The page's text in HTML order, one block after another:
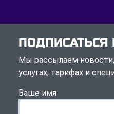
ПОДПИСАТЬСЯ
Мы рассылаем
услугах, тарифах и
Ваше имя